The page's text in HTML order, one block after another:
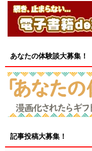
あなたの体験談大募集！
記事投稿大募集！